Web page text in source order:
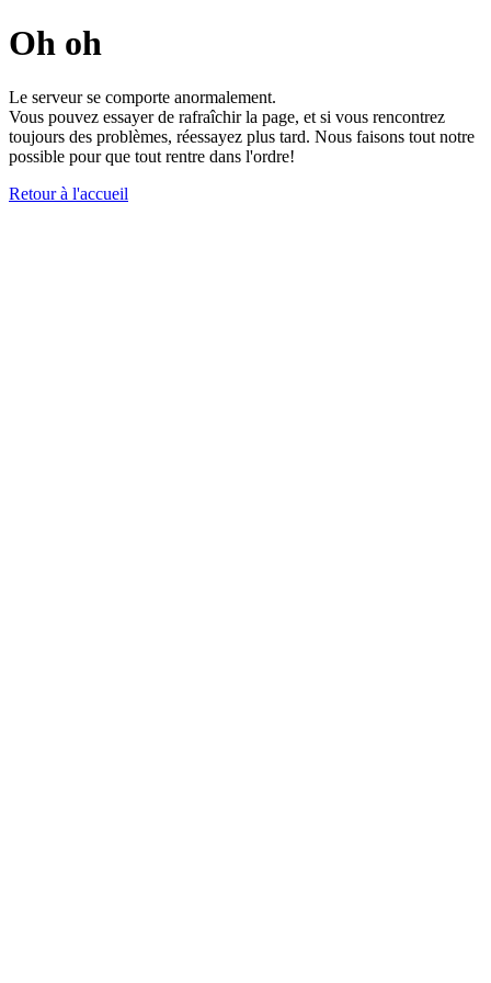
Oh oh
Le serveur se comporte anormalement.
Vous pouvez essayer de rafraîchir la page, et si vous rencontrez
toujours des problèmes, réessayez plus tard. Nous faisons tout notre
possible pour que tout rentre dans l'ordre!
Retour à l'accueil